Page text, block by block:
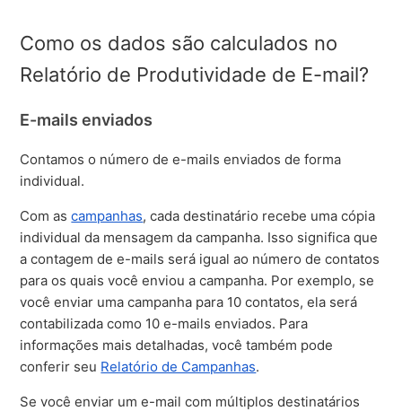
Como os dados são calculados no
Relatório de Produtividade de E-mail?
E-mails enviados
Contamos o número de e-mails enviados de forma
individual.
Com ascampanhas, cada destinatário recebe uma cópia
individual da mensagem da campanha. Isso significa que
a contagem de e-mails será igual ao número de contatos
para os quais você enviou a campanha. Por exemplo, se
você enviar uma campanha para 10 contatos, ela será
contabilizada como 10 e-mails enviados. Para
informações mais detalhadas, você também pode
conferir seu Relatório de Campanhas.
Se você enviar um e-mail com múltiplos destinatários